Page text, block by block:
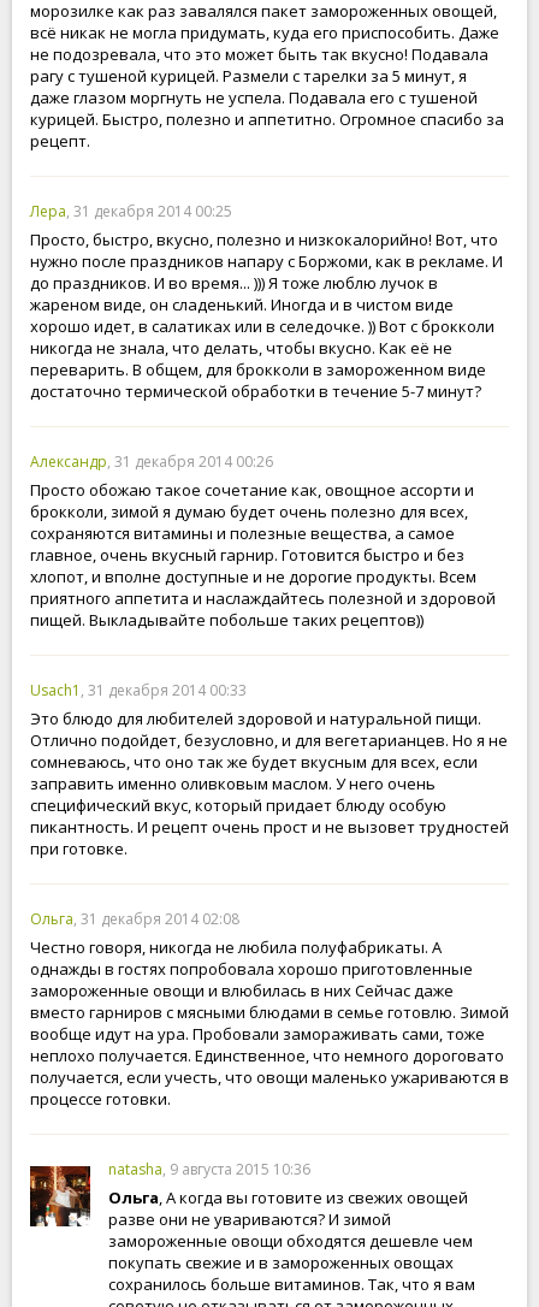
морозилке как раз завалялся пакет замороженных овощей,
всё никак не могла придумать, куда его приспособить. Даже
не подозревала, что это может быть так вкусно! Подавала
рагу с тушеной курицей. Размели с тарелки за 5 минут, я
даже глазом моргнуть не успела. Подавала его с тушеной
курицей. Быстро, полезно и аппетитно. Огромное спасибо за
рецепт.
Лера, 31 декабря 2014 00:25
Просто, быстро, вкусно, полезно и низкокалорийно! Вот, что
нужно после праздников напару с Боржоми, как в рекламе. И
до праздников. И во время... ))) Я тоже люблю лучок в
жареном виде, он сладенький. Иногда и в чистом виде
хорошо идет, в салатиках или в селедочке. )) Вот с брокколи
никогда не знала, что делать, чтобы вкусно. Как её не
переварить. В общем, для брокколи в замороженном виде
достаточно термической обработки в течение 5-7 минут?
Александр, 31 декабря 2014 00:26
Просто обожаю такое сочетание как, овощное ассорти и
брокколи, зимой я думаю будет очень полезно для всех,
сохраняются витамины и полезные вещества, а самое
главное, очень вкусный гарнир. Готовится быстро и без
хлопот, и вполне доступные и не дорогие продукты. Всем
приятного аппетита и наслаждайтесь полезной и здоровой
пищей. Выкладывайте побольше таких рецептов))
Usach1 , 31 декабря 2014 00:33
Это блюдо для любителей здоровой и натуральной пищи.
Отлично подойдет, безусловно, и для вегетарианцев. Но я не
сомневаюсь, что оно так же будет вкусным для всех, если
заправить именно оливковым маслом. У него очень
специфический вкус, который придает блюду особую
пикантность. И рецепт очень прост и не вызовет трудностей
при готовке.
Ольга, 31 декабря 2014 02:08
Честно говоря, никогда не любила полуфабрикаты. А
однажды в гостях попробовала хорошо приготовленные
замороженные овощи и влюбилась в них Сейчас даже
вместо гарниров с мясными блюдами в семье готовлю. Зимой
вообще идут на ура. Пробовали замораживать сами, тоже
неплохо получается. Единственное, что немного дороговато
получается, если учесть, что овощи маленько ужариваются в
процессе готовки.
natasha, 9 августа 2015 10:36
Ольга, А когда вы готовите из свежих овощей
разве они не увариваются? И зимой
замороженные овощи обходятся дешевле чем
покупать свежие и в замороженных овощах
сохранилось больше витаминов. Так, что я вам